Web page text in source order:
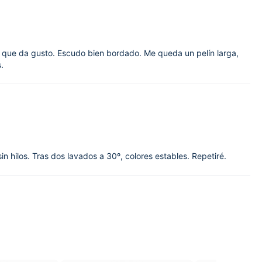
da gusto. Escudo bien bordado. Me queda un pelín larga,
hilos. Tras dos lavados a 30º, colores estables. Repetiré.